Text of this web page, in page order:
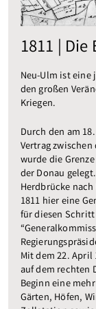
1811 |
Neu-Ulm ist
den großen
Kriegen.
Durch den am
Vertrag
wurde die
der Donau
Herdbrücke
1811 hier eine
für diesen
Mit dem 22. April
auf dem rechten
Beginn eine
Gärten, Höfen,